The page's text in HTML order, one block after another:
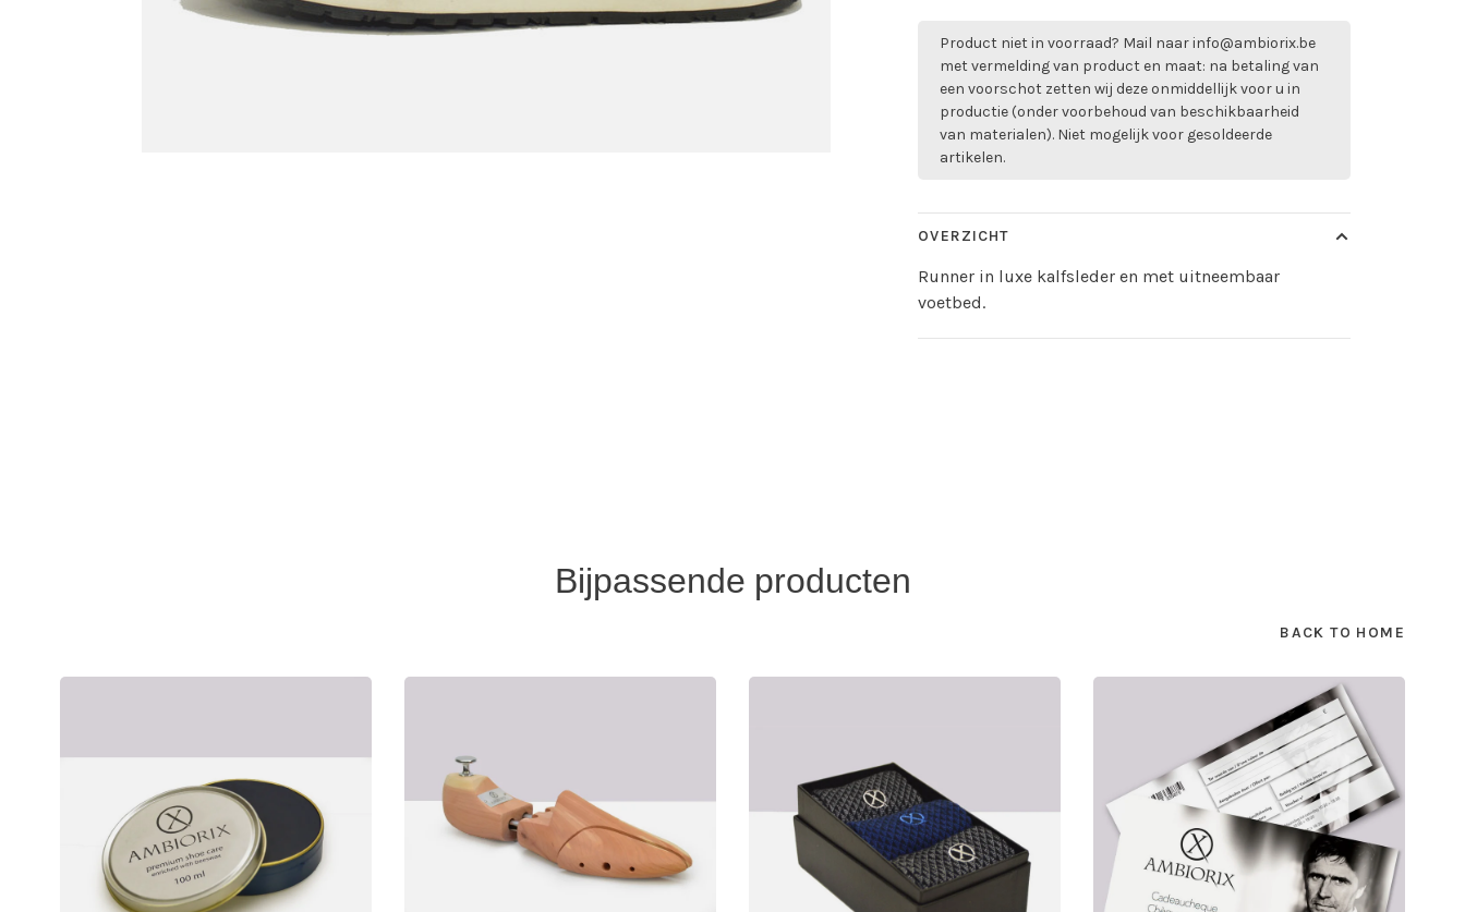
Product niet in voorraad? Mail naarinfo@ambiorix.be
met vermelding van product en maat: na betaling van
een voorschot zetten wij deze onmiddellijk voor u in
productie (onder voorbehoud van beschikbaarheid
van materialen). Niet mogelijk voor gesoldeerde
artikelen.
OVERZICHT
Runner in luxe kalfsleder en met uitneembaar
voetbed.
Bijpassende producten
BACK TO HOME